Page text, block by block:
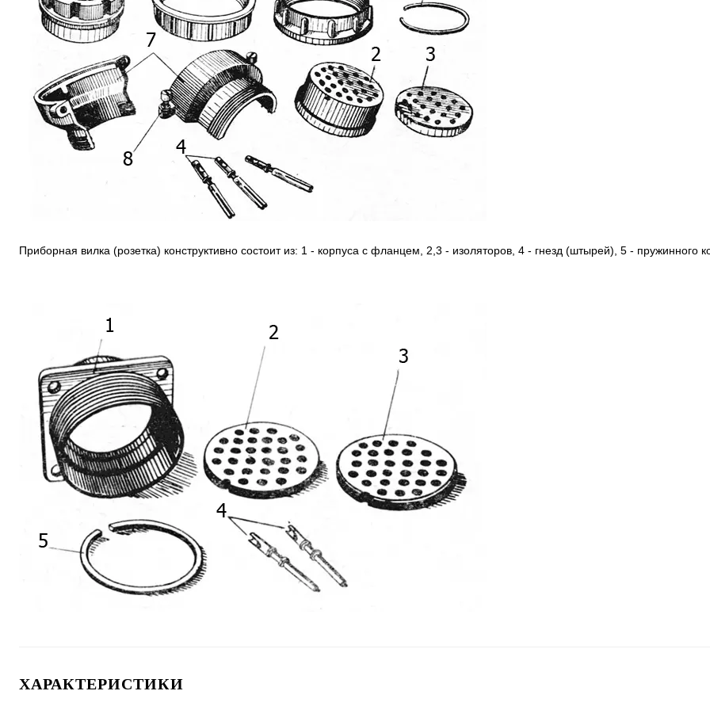
Приборная вилка (розетка) конструктивно состоит из: 1 - корпуса c фланцем, 2,3 - изоляторов, 4 - гнезд (штырей), 5 - пружинного
ХАРАКТЕРИСТИКИ